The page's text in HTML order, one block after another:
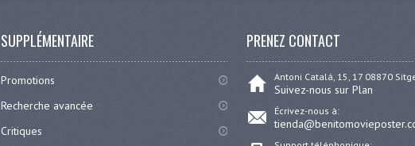
SUPPLÉMENTAIRE
Promotions
Recherche avancée
Critiques
PRENEZ CONTACT
Antoni Catalá, 15, 17 08870
Suivez-nous sur Plan
Écrivez-nous à: